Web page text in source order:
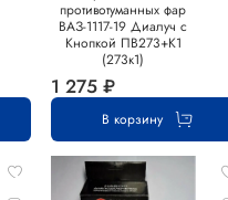
противотуманных фар
ВАЗ-1117-19 Диалуч с
Кнопкой ПВ273+К1
(273к1)
1 275 ₽
В корзину